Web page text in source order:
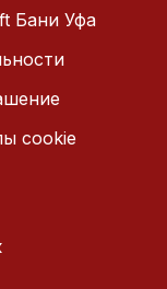
Бани Уфа
cookie